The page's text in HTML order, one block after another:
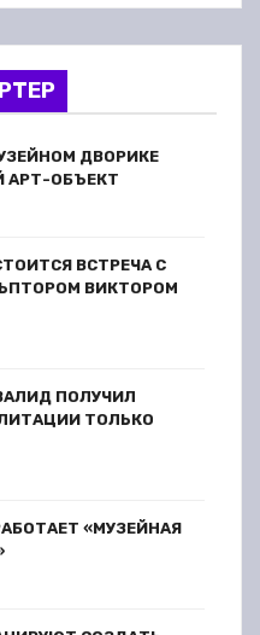
ДВОРИКЕ
АРТ-ОБЪЕКТ
ВСТРЕЧА С
ВИКТОРОМ
ПОЛУЧИЛ
ТОЛЬКО
«МУЗЕЙНАЯ